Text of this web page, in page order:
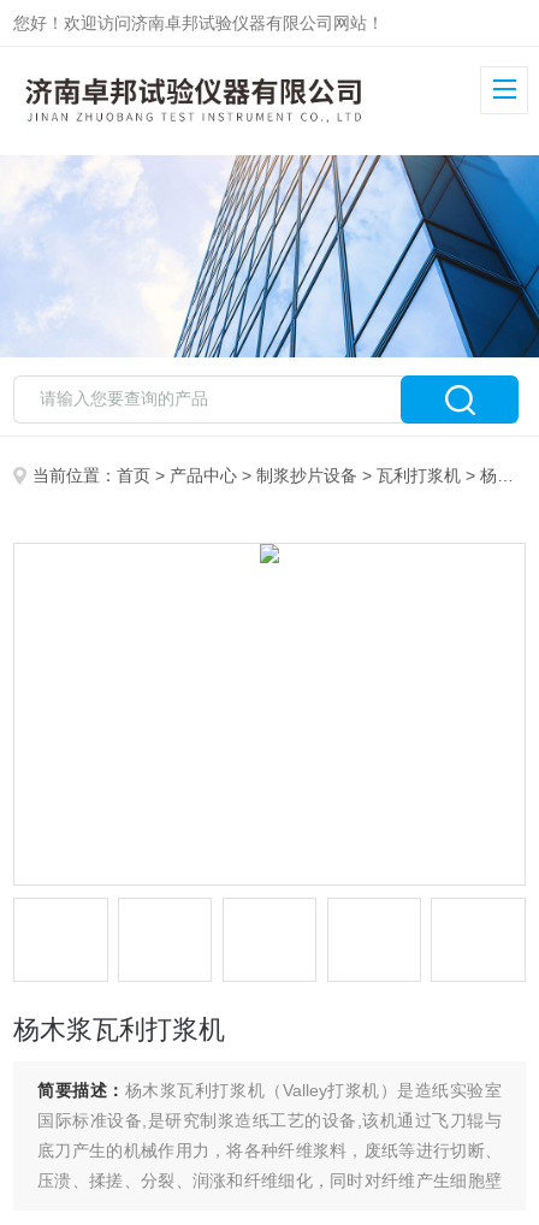
您好！欢迎访问济南卓邦试验仪器有限公司网站！
当前位置：首页 > 产品中心 >制浆抄片设备 >瓦利打浆机 > 杨木浆瓦利打浆机
杨木浆瓦利打浆机
简要描述： 杨木浆瓦利打浆机（Valley打浆机）是造纸实验室
国际标准设备,是研究制浆造纸工艺的设备,该机通过飞刀辊与
底刀产生的机械作用力，将各种纤维浆料，废纸等进行切断、
压溃、揉搓、分裂、润涨和纤维细化，同时对纤维产生细胞壁